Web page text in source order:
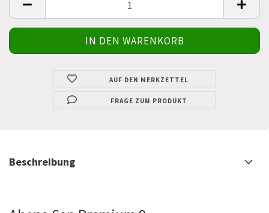
AUF DEN MERKZETTEL
FRAGE ZUM PRODUKT
Beschreibung